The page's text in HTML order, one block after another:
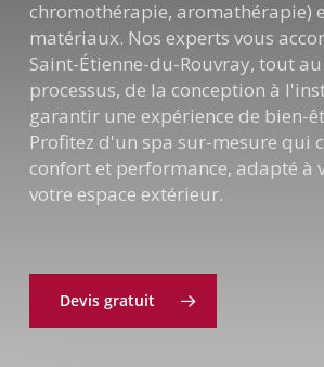
chromothérapie, aromathérapie)
matériaux. Nos experts vous
Saint-Étienne-du-Rouvray, tout
processus, de la conception à
garantir une expérience de bien-
Profitez d'un spa sur-mesure qui
confort et performance, adapté à
votre espace extérieur.
Devis gratuit